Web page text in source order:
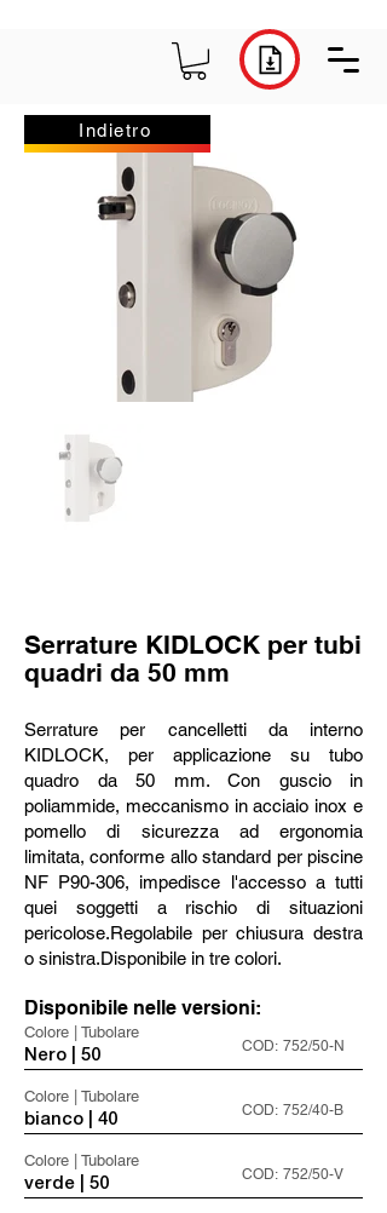
Indietro
Serrature KIDLOCK per tubi
quadri da 50 mm
Serrature per cancelletti da interno
KIDLOCK, per applicazione su tubo
quadro da 50 mm. Con guscio in
poliammide, meccanismo in acciaio inox e
pomello di sicurezza ad ergonomia
limitata, conforme allo standard per piscine
NF P90-306, impedisce l'accesso a tutti
quei soggetti a rischio di situazioni
pericolose.Regolabile per chiusura destra
o sinistra.Disponibile in tre colori.
Disponibile nelle versioni:
Colore | Tubolare
Nero | 50
COD: 752/50-N
Colore | Tubolare
bianco | 40
COD: 752/40-B
Colore | Tubolare
verde | 50
COD: 752/50-V